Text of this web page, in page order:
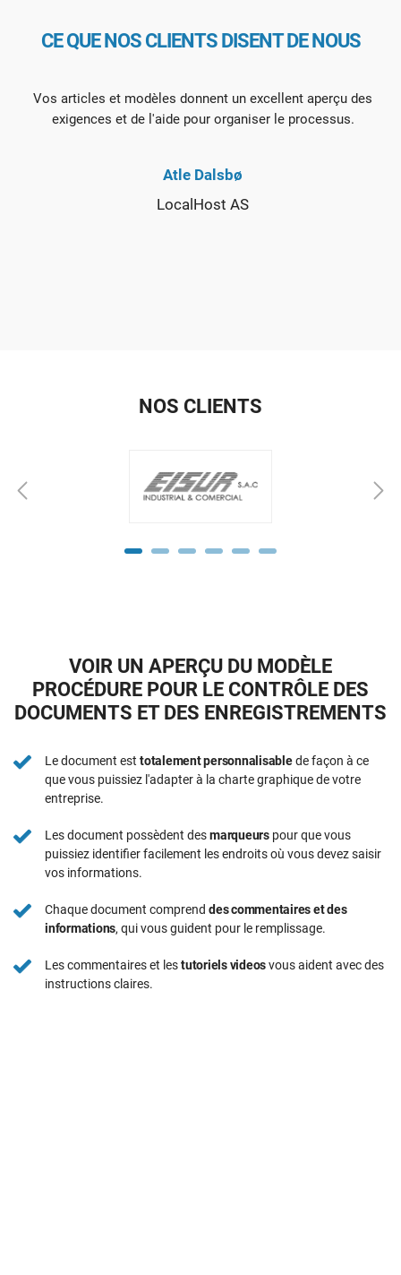
CE QUE NOS CLIENTS DISENT DE NOUS
Vos articles et modèles donnent un excellent aperçu des
exigences et de l'aide pour organiser le processus.
Atle Dalsbø
LocalHost AS
NOS CLIENTS
VOIR UN APERÇU DU MODÈLE
PROCÉDURE POUR LE CONTRÔLE DES
DOCUMENTS ET DES ENREGISTREMENTS
Le document est totalement personnalisablede façon à ce
que vous puissiez l'adapter à la charte graphique de votre
entreprise.
Les document possèdent desmarqueurspour que vous
puissiez identifier facilement les endroits où vous devez saisir
vos informations.
Chaque document comprend des commentaires et des
informations, qui vous guident pour le remplissage.
Les commentaires et lestutoriels videosvous aident avec des
instructions claires.